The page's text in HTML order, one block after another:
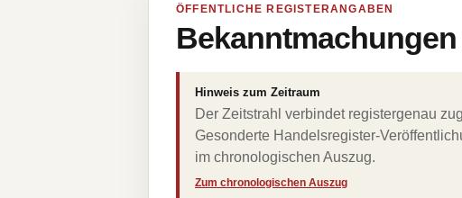
ÖFFENTLICHE REGISTERANGABEN
Hinweis zum Zeitraum
Der Zeitstrahl verbindet registergenau
Gesonderte Handelsregister-
im chronologischen Auszug.
Zum chronologischen Auszug